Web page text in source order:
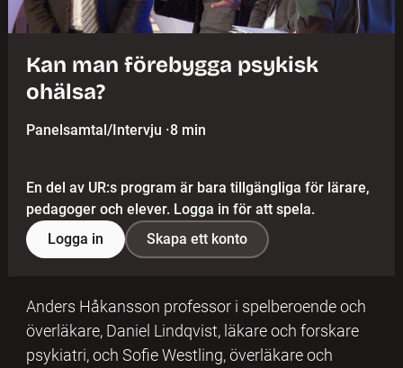
Kan man förebygga psykisk
ohälsa?
Panelsamtal/Intervju ·8 min
En del av UR:s program är bara tillgängliga för lärare,
pedagoger och elever. Logga in för att spela.
Logga in
Skapa ett konto
Anders Håkansson professor i spelberoende och
överläkare, Daniel Lindqvist, läkare och forskare
psykiatri, och Sofie Westling, överläkare och